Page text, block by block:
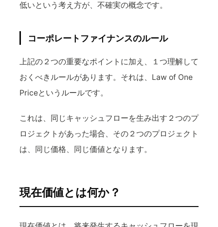
低いという考え方が、不確実の概念です。
コーポレートファイナンスのルール
上記の２つの重要なポイントに加え、１つ理解して
おくべきルールがあります。それは、Law of One
Priceというルールです。
これは、同じキャッシュフローを生み出す２つのプ
ロジェクトがあった場合、その２つのプロジェクト
は、同じ価格、同じ価値となります。
現在価値とは何か？